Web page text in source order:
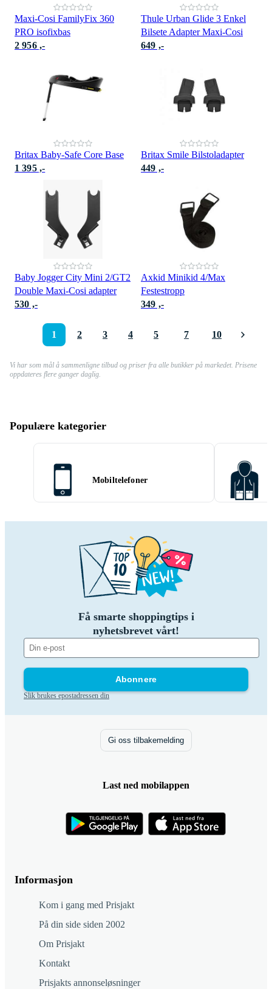
Maxi-Cosi FamilyFix 360
PRO isofixbas
2 956 ,-
Thule Urban Glide 3 Enkel
Bilsete Adapter Maxi-Cosi
649 ,-
Britax Baby-Safe Core Base
1 395 ,-
Britax Smile Bilstoladapter
449 ,-
Baby Jogger City Mini 2/GT2
Double Maxi-Cosi adapter
530 ,-
Axkid Minikid 4/Max
Festestropp
349 ,-
1 2 3 4 5 7 10
Vi har som mål å sammenligne tilbud og priser fra alle butikker på markedet. Prisene
oppdateres flere ganger daglig.
Populære kategorier
Mobiltelefoner
Få smarte shoppingtips i
nyhetsbrevet vårt!
Abonnere
Slik brukes epostadressen din
Informasjon
Kom i gang med Prisjakt
På din side siden 2002
Om Prisjakt
Kontakt
Prisjakts annonseløsninger
Gi oss tilbakemelding
Last ned mobilappen